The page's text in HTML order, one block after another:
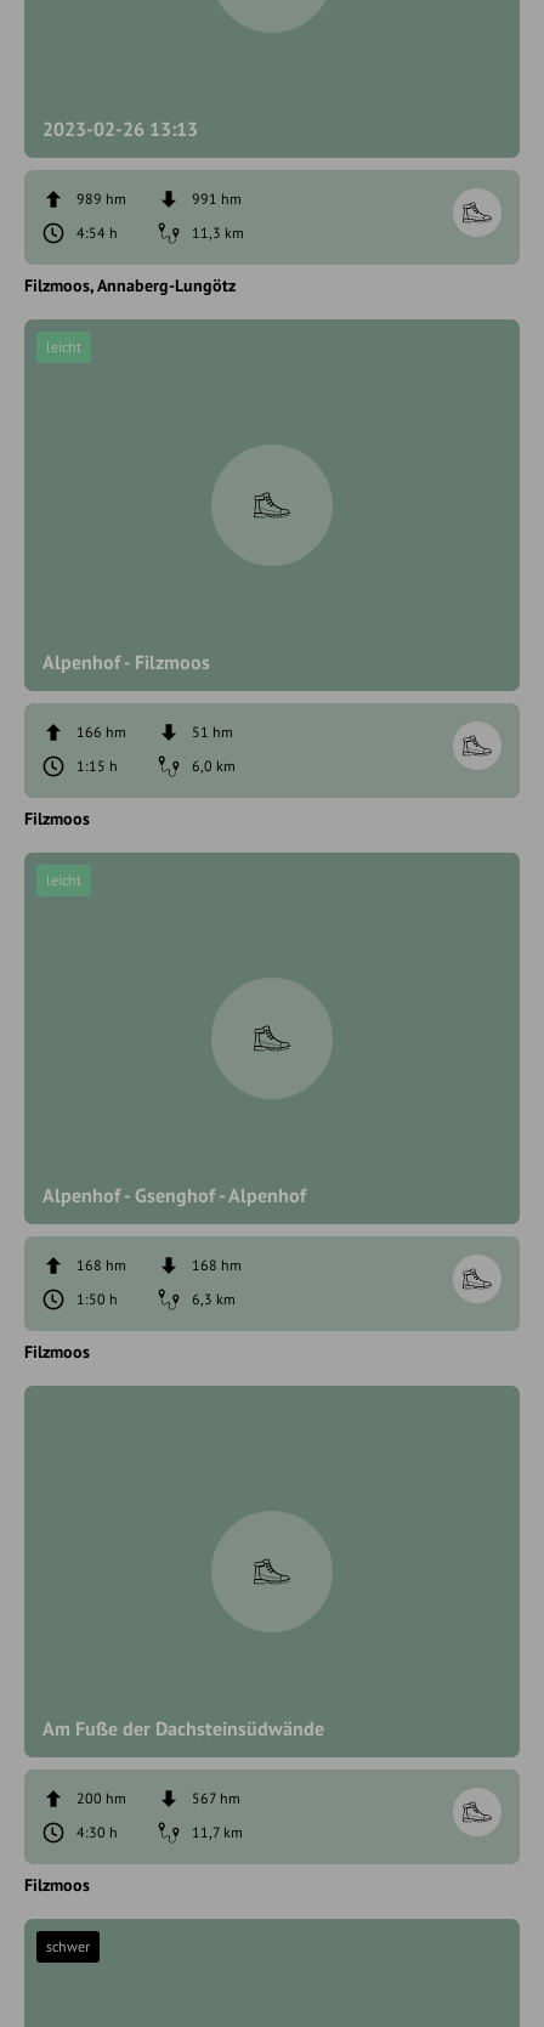
2023-02-26 13:13
989 hm
991 hm
4:54 h
11,3 km
Filzmoos Annaberg-Lungötz
Alpenhof - Filzmoos
leicht
166 hm
51 hm
1:15 h
6,0 km
Filzmoos
Alpenhof - Gsenghof - Alpenhof
leicht
168 hm
168 hm
1:50 h
6,3 km
Filzmoos
Am Fuße der Dachsteinsüdwände
200 hm
567 hm
4:30 h
11,7 km
Filzmoos
schwer